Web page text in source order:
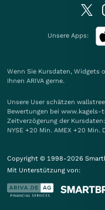
Unsere Apps:
Wenn Sie Kursdaten, Widgets
Ihnen ARIVA gerne.
Unsere User schätzen
Bewertungen bei www.kagels-
Zeitverzögerung der
NYSE +20 Min. AMEX +20
Copyright © 1998-2026
Mit Unterstützung von: